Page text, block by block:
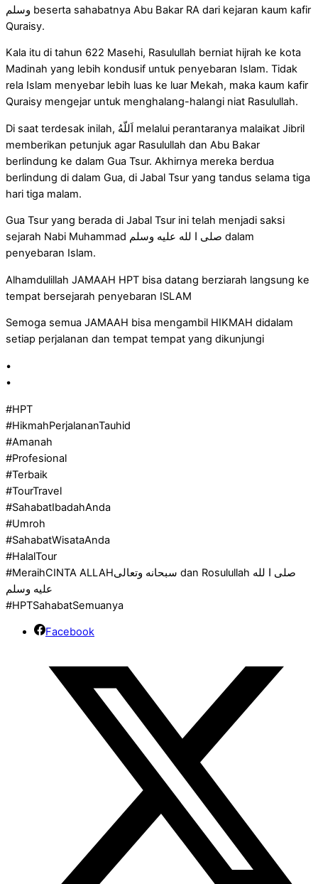
وسلم beserta sahabatnya Abu Bakar RA dari kejaran kaum kafir
Quraisy.
Kala itu di tahun 622 Masehi, Rasulullah berniat hijrah ke kota
Madinah yang lebih kondusif untuk penyebaran Islam. Tidak
rela Islam menyebar lebih luas ke luar Mekah, maka kaum kafir
Quraisy mengejar untuk menghalang-halangi niat Rasulullah.
Di saat terdesak inilah, اَللّهُ melalui perantaranya malaikat Jibril
memberikan petunjuk agar Rasulullah dan Abu Bakar
berlindung ke dalam Gua Tsur. Akhirnya mereka berdua
berlindung di dalam Gua, di Jabal Tsur yang tandus selama tiga
hari tiga malam.
Gua Tsur yang berada di Jabal Tsur ini telah menjadi saksi
sejarah Nabi Muhammad صلى ا لله عليه وسلم dalam
penyebaran Islam.
Alhamdulillah JAMAAH HPT bisa datang berziarah langsung ke
tempat bersejarah penyebaran ISLAM
Semoga semua JAMAAH bisa mengambil HIKMAH didalam
setiap perjalanan dan tempat tempat yang dikunjungi
•
•
#HPT
#HikmahPerjalananTauhid
#Amanah
#Profesional
#Terbaik
#TourTravel
#SahabatIbadahAnda
#Umroh
#SahabatWisataAnda
#HalalTour
#MeraihCINTA ALLAHسبحانه وتعالى dan Rosulullah صلى ا لله
عليه وسلم
#HPTSahabatSemuanya
Facebook